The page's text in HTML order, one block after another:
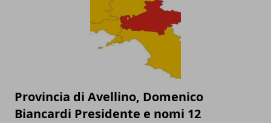
Provincia di Avellino, Domenico
Biancardi Presidente e nomi 12